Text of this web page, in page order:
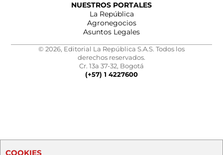
NUESTROS PORTALES
La República
Agronegocios
Asuntos Legales
© 2026, Editorial La República S.A.S. Todos los
derechos reservados.
Cr. 13a 37-32, Bogotá
(+57) 1 4227600
COOKIES